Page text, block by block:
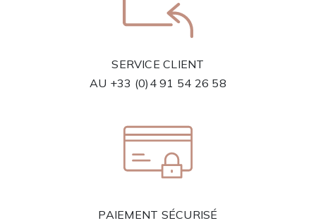
SERVICE CLIENT
AU +33 (0)4 91 54 26 58
PAIEMENT SÉCURISÉ